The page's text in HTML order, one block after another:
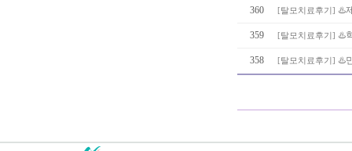
360 [탈모치료후기 ] ♨️
359 [탈모치료후기 ] ♨️
358 [탈모치료후기 ] ♨️